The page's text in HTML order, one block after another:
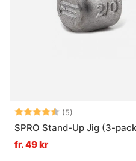
Vad är Superdeals?
Vad är ett utgående
Betyg: (5)
SPRO Stand-Up Jig (3-
fr. 49 kr